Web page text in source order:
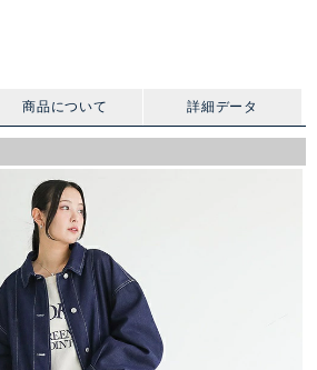
商品について 詳細データ